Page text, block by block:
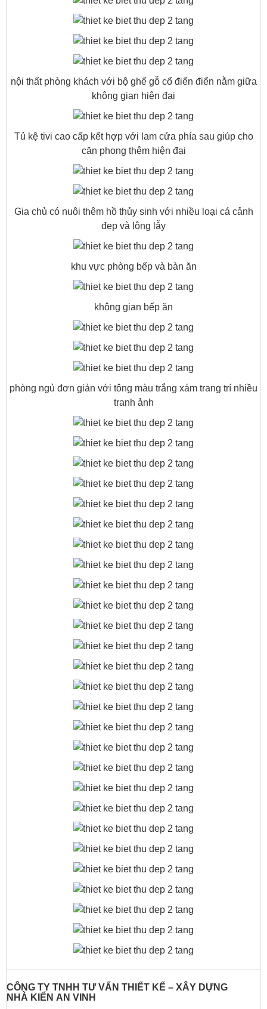
nội thất phòng khách với bộ ghế gỗ cổ điển điển nằm giữa
không gian hiện đại
Tủ kệ tivi cao cấp kết hợp với lam cửa phía sau giúp cho
căn phong thêm hiện đại
Gia chủ có nuôi thêm hồ thủy sinh với nhiều loại cá cảnh
đẹp và lộng lẫy
khu vực phòng bếp và bàn ăn
không gian bếp ăn
phòng ngủ đơn giản với tông màu trắng xám trang trí nhiều
tranh ảnh
CÔNG TY TNHH TƯ VẤN THIẾT KẾ – XÂY DỰNG
NHÀ KIẾN AN VINH